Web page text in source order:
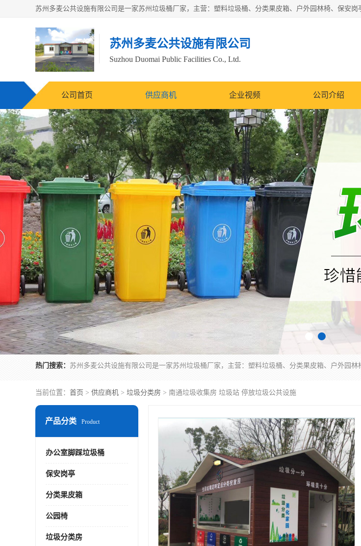
苏州多麦公共设施有限公司
Suzhou Duomai Public Facilities Co., Ltd.
公司首页 供应商机 企业视频 公司介绍
热门搜索：
当前位置： 首页 > 供应商机 > 垃圾分类房 > 南通垃圾收集房 垃圾站 停放垃圾公共设施
产品分类 Product
办公室脚踩垃圾桶
保安岗亭
分类果皮箱
公园椅
垃圾分类房